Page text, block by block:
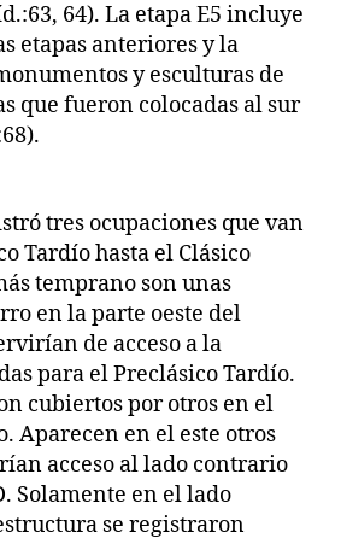
64). La etapa E5 incluye
etapas anteriores y la
y esculturas de
que fueron colocadas al sur
tres ocupaciones que van
Tardío hasta el Clásico
temprano son unas
en la parte oeste del
de acceso a la
para el Preclásico Tardío.
cubiertos por otros en el
Aparecen en el este otros
acceso al lado contrario
Solamente en el lado
se registraron